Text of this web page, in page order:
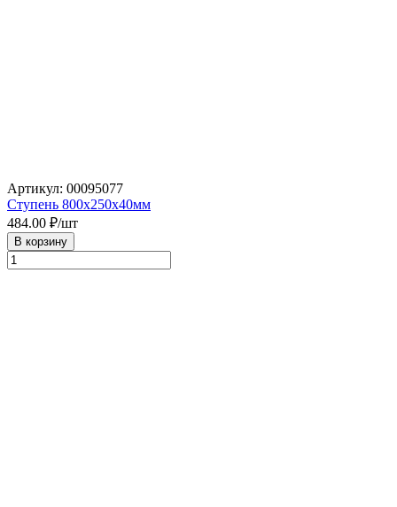
Артикул: 00095077
Ступень 800х250х40мм
484.00 ₽/шт
В корзину